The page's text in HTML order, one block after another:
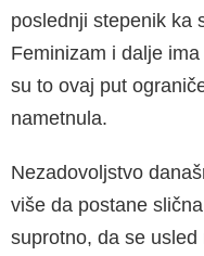
poslednji stepenik ka
Feminizam i dalje
su to ovaj put
nametnula.
Nezadovoljstvo
više da postane
suprotno, da se